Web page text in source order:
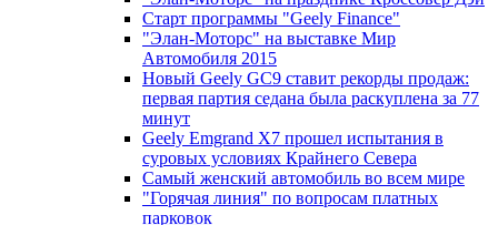
Старт программы "Geely Finance"
"Элан-Моторс" на выставке Мир
Автомобиля 2015
Новый Geely GC9 ставит рекорды продаж:
первая партия седана была раскуплена за 77
минут
Geely Emgrand X7 прошел испытания в
суровых условиях Крайнего Севера
Самый женский автомобиль во всем мире
"Горячая линия" по вопросам платных
парковок